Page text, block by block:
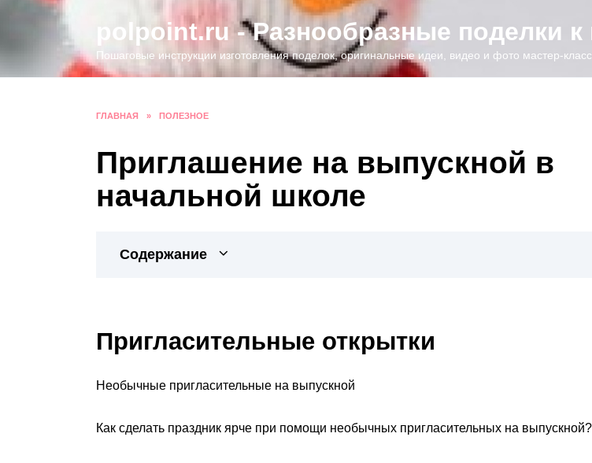
Перейти
содержанию
polpoint.ru - Разнообразные поделки
Пошаговые инструкции изготовления поделок, оригинальные идеи, видео и фото мастер-
ГЛАВНАЯ » ПОЛЕЗНОЕ
Приглашение на выпускной в
начальной школе
Содержание
Пригласительные открытки
Необычные пригласительные на выпускной
Как сделать праздник ярче при помощи необычных пригласительных на выпускной?